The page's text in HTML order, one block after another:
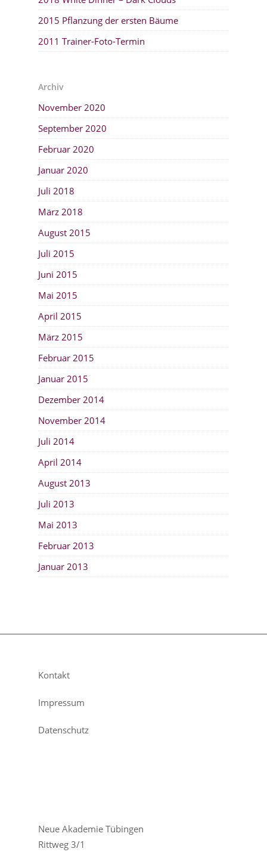
2015 Pflanzung der ersten Bäume
2011 Trainer-Foto-Termin
Archiv
November 2020
September 2020
Februar 2020
Januar 2020
Juli 2018
März 2018
August 2015
Juli 2015
Juni 2015
Mai 2015
April 2015
März 2015
Februar 2015
Januar 2015
Dezember 2014
November 2014
Juli 2014
April 2014
August 2013
Juli 2013
Mai 2013
Februar 2013
Januar 2013
Kontakt
Impressum
Datenschutz
Neue Akademie Tübingen
Rittweg 3/1